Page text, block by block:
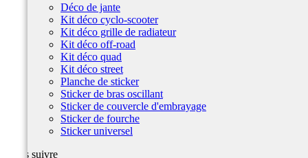
Déco de jante
Kit déco cyclo-scooter
Kit déco grille de radiateur
Kit déco off-road
Kit déco quad
Kit déco street
Planche de sticker
Sticker de bras oscillant
Sticker de couvercle d'embrayage
Sticker de fourche
Sticker universel
Nous suivre